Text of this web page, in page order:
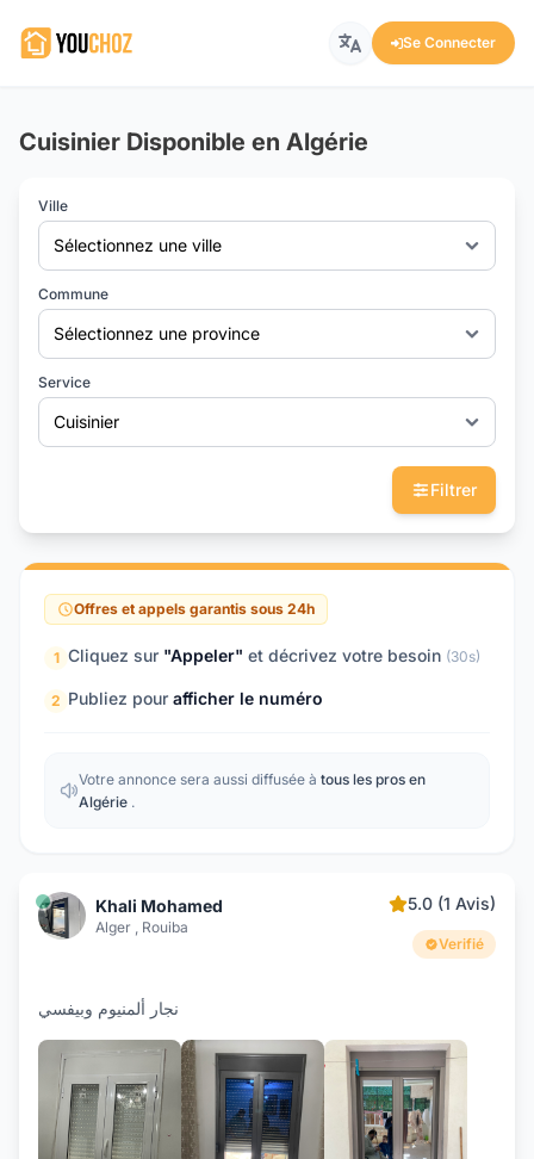
Se Connecter
Cuisinier Disponible en Algérie
Ville
Sélectionnez une ville
Commune
Sélectionnez une province
Service
Cuisinier
Filtrer
Offres et appels garantis sous 24h
1 Cliquez sur "Appeler" et décrivez votre besoin (30s)
2 Publiez pour afficher le numéro
Votre annonce sera aussi diffusée à tous les pros en
Algérie .
Khali Mohamed
Alger , Rouiba
5.0 (1 Avis)
Verifié
نجار ألمنيوم وبيفسي